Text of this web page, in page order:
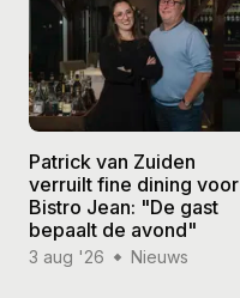
Patrick van Zuiden
verruilt fine dining voor
Bistro Jean: "De gast
bepaalt de avond"
3 aug '26 Nieuws